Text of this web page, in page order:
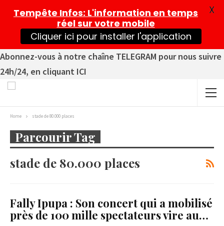
Abonnez-vous à notre chaîne TELEGRAM pour nous suivre
24h/24, en cliquant ICI
Home stade de 80.000 places
Parcourir Tag
stade de 80.000 places
Fally Ipupa : Son concert qui a mobilisé
près de 100 mille spectateurs vire au…
Tempête Infos: L'information en temps
réel sur votre mobile
Cliquer ici pour installer l'application
X